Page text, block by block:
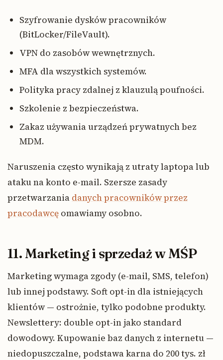
Szyfrowanie dysków pracowników
(BitLocker/FileVault).
VPN do zasobów wewnętrznych.
MFA dla wszystkich systemów.
Polityka pracy zdalnej z klauzulą poufności.
Szkolenie z bezpieczeństwa.
Zakaz używania urządzeń prywatnych bez
MDM.
Naruszenia często wynikają z utraty laptopa lub
ataku na konto e-mail. Szersze zasady
przetwarzania danych pracowników przez
pracodawcę omawiamy osobno.
11. Marketing i sprzedaż w MŚP
Marketing wymaga zgody (e-mail, SMS, telefon)
lub innej podstawy. Soft opt-in dla istniejących
klientów — ostrożnie, tylko podobne produkty.
Newslettery: double opt-in jako standard
dowodowy. Kupowanie baz danych z internetu —
niedopuszczalne, podstawa karna do 200 tys. zł